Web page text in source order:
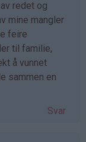
redet og
mine mangler
feire
til familie,
å vunnet
sammen en
Svar